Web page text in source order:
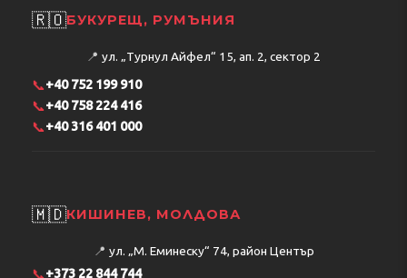
🇷🇴БУКУРЕЩ, РУМЪНИЯ
📍 ул. „Турнул Айфел“ 15, ап. 2, сектор 2
📞+40 752 199 910
📞+40 758 224 416
📞+40 316 401 000
🇲🇩КИШИНЕВ, МОЛДОВА
📍 ул. „М. Еминеску“ 74, район Център
📞+373 22 844 744